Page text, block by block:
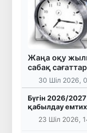
Жаңа оқу
сабақ
30 Шіл 2026,
Бүгін 2026/
қабылдау
23 Шіл 2026,